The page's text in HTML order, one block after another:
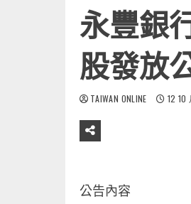
永豐銀
股發放
TAIWAN ONLINE 12 10
公告內容